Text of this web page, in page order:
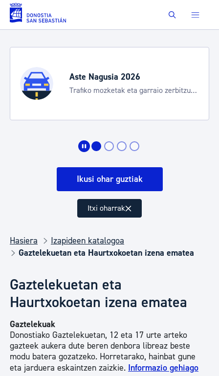
Eduki nagusira joan Buscar
Aste Nagusia 2026
Trafiko mozketak eta garraio zerbitzu
Ikusi ohar guztiak
Itxi oharrak
Hasiera
Izapideen katalogoa
Gaztelekuetan eta Haurtxokoetan izena ematea
Gaztelekuetan eta
Haurtxokoetan izena ematea
Gaztelekuak
Donostiako Gaztelekuetan, 12 eta 17 urte arteko
gazteek aukera dute beren denbora libreaz beste
modu batera gozatzeko. Horretarako, hainbat gune
eta jarduera eskaintzen zaizkie. Informazio gehiago